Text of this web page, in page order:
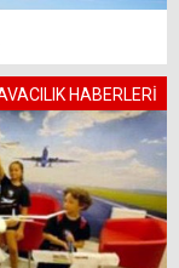
HABERLERİ